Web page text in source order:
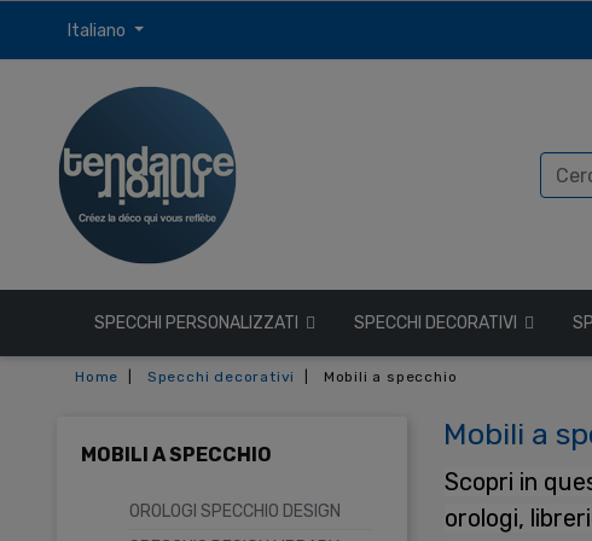
Italiano
SPECCHI PERSONALIZZATI SPECCHI DECORATIVI
Home Specchi decorativi Mobili a specchio
MOBILI A SPECCHIO
OROLOGI SPECCHIO DESIGN
Mobili a
Scopri in
orologi,